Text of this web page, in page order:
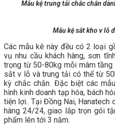
Mẫu kệ trung tải chắc chắn
Mẫu kệ sắt kho v lỗ
Các mẫu kê này đều có 2 loại
vụ nhu cầu khách hàng, sơn
trọng từ 50-80kg mỗi mâm
sắt v lỗ và trung tải có thể từ
kỳ chắc chắn. Đặc biệt các
hình kinh doanh tạp hóa, bách
tiện lợi.. Tại Đồng Nai, Hanatech
hàng 24/24, giao lắp trọn gói
phẩm lên tới 3 năm.